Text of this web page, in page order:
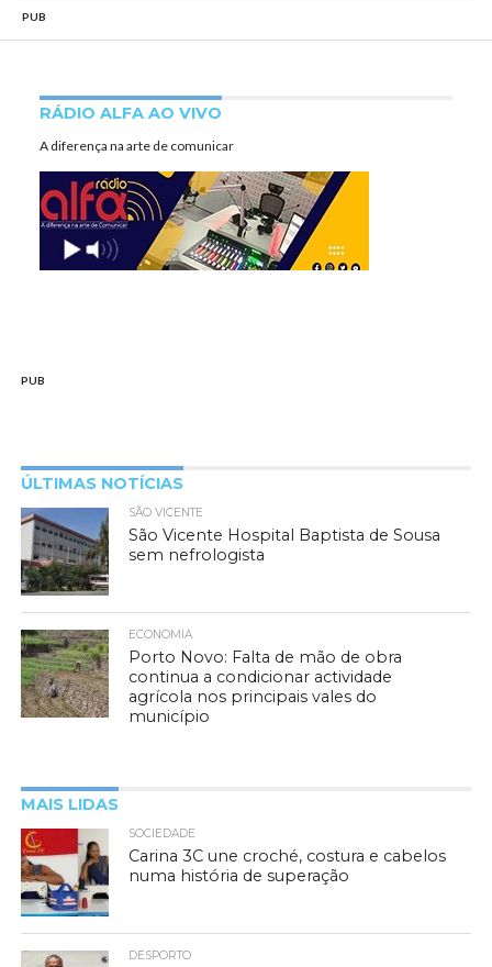
PUB
RÁDIO ALFA AO VIVO
A diferença na arte de comunicar
PUB
ÚLTIMAS NOTÍCIAS
SÃO VICENTE
São Vicente Hospital Baptista de Sousa
sem nefrologista
ECONOMIA
Porto Novo: Falta de mão de obra
continua a condicionar actividade
agrícola nos principais vales do
município
MAIS LIDAS
SOCIEDADE
Carina 3C une croché, costura e cabelos
numa história de superação
DESPORTO